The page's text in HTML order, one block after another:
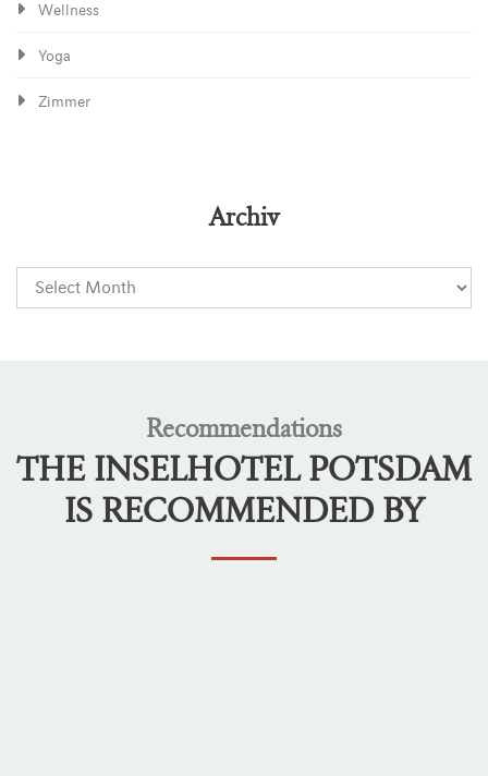
Wellness
Yoga
Zimmer
Archiv
Recommendations
THE INSELHOTEL POTSDAM
IS RECOMMENDED BY